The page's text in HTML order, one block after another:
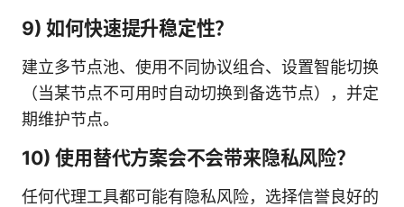
9) 如何快速提升稳定性？
建立多节点池、使用不同协议组合、设置智能切换
（当某节点不可用时自动切换到备选节点），并定
期维护节点。
10) 使用替代方案会不会带来隐私风险？
任何代理工具都可能有隐私风险，选择信誉良好的